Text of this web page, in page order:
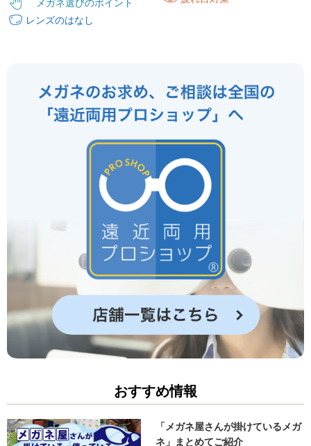
メガネ選びのポイント
レンズのはなし
おすすめ情報
「メガネ屋さんが掛けているメガ
ネ」まとめてご紹介